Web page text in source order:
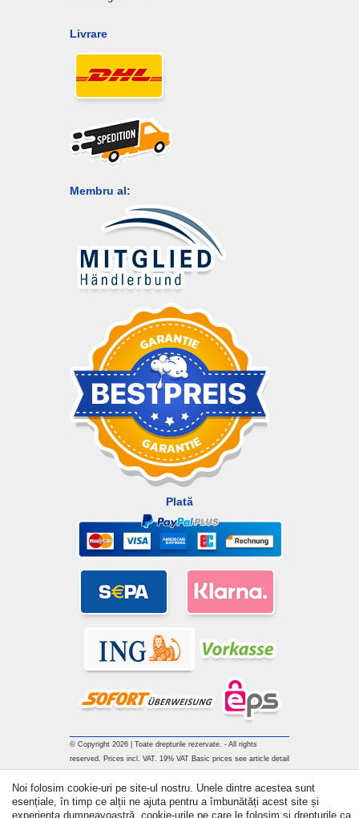
Livrare
Membru al:
Plată
© Copyright 2026 | Toate drepturile rezervate. - All rights
reserved. Prices incl. VAT. 19% VAT Basic prices see article detail
Noi folosim cookie-uri pe site-ul nostru. Unele dintre acestea sunt
esențiale, în timp ce alții ne ajuta pentru a îmbunătăți acest site și
experiența dumneavoastră. cookie-urile pe care le folosim și drepturile ca
Withdraw from contract here